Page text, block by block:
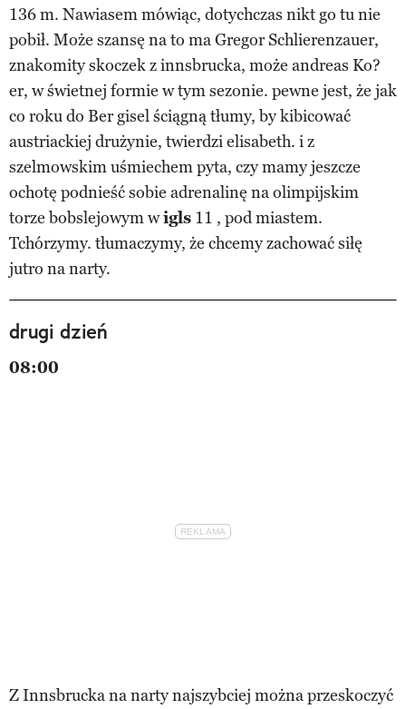
136 m. Nawiasem mówiąc, dotychczas nikt go tu nie
pobił. Może szansę na to ma Gregor Schlierenzauer,
znakomity skoczek z innsbrucka, może andreas Ko?
er, w świetnej formie w tym sezonie. pewne jest, że jak
co roku do Ber gisel ściągną tłumy, by kibicować
austriackiej drużynie, twierdzi elisabeth. i z
szelmowskim uśmiechem pyta, czy mamy jeszcze
ochotę podnieść sobie adrenalinę na olimpijskim
torze bobslejowym wigls 11 , pod miastem.
Tchórzymy. tłumaczymy, że chcemy zachować siłę
jutro na narty.
drugi dzień
08:00
Z Innsbrucka na narty najszybciej można przeskoczyć